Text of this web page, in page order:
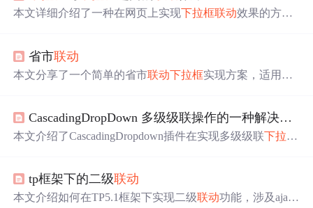
本文详细介绍了一种在网页上实现下拉框联动效果的方
例，包括HTML结构和JavaScript逻辑，适用于前端开发者
学习和应用。
省市联动
本文分享了一个简单的省市联动下拉框实现方案，适用于
选项，addOpts添加新选项 。数据保存在独立js文件中，支
持指定默认值。
CascadingDropDown 多级级联操作的一种解决方案
本文介绍了CascadingDropdown插件在实现多级级联下拉框
行深入理解。
tp框架下的二级联动
本文介绍如何在TP5.1框架下实现二级联动功能，涉及aja